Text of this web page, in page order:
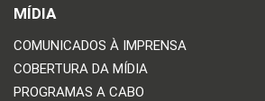
MÍDIA
COMUNICADOS À IMPRENSA
COBERTURA DA MÍDIA
PROGRAMAS A CABO